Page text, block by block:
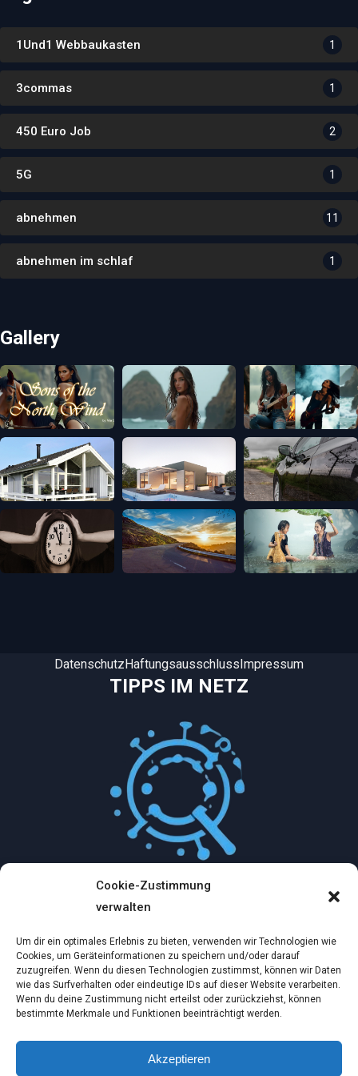
Cookie-Zustimmung
verwalten
Um dir ein optimales Erlebnis zu bieten, verwenden wir Technologien wie
Cookies, um Geräteinformationen zu speichern und/oder darauf
zuzugreifen. Wenn du diesen Technologien zustimmst, können wir Daten
wie das Surfverhalten oder eindeutige IDs auf dieser Website verarbeiten.
Wenn du deine Zustimmung nicht erteilst oder zurückziehst, können
bestimmte Merkmale und Funktionen beeinträchtigt werden.
Akzeptieren
1Und1 Webbaukasten 1
3commas 1
450 Euro Job 2
5G 1
abnehmen 11
abnehmen im schlaf 1
Gallery
TIPPS IM NETZ
DatenschutzHaftungsausschlussImpressum
Mythologische Abenteuer in der Welt der
Dez. 2, 2024
Ein virtueller Traum am wilden Strand